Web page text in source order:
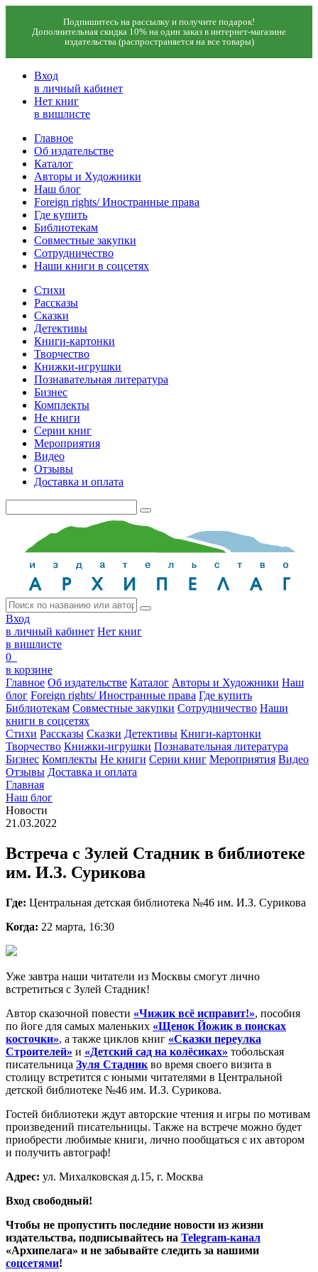
Подпишитесь на рассылку и получите подарок!
Дополнительная скидка 10% на один заказ в интернет-магазине
издательства (распространяется на все товары)
Вход
в личный кабинет
Нет книг
в вишлисте
Главное
Об издательстве
Каталог
Авторы и Художники
Наш блог
Foreign rights/ Иностранные права
Где купить
Библиотекам
Совместные закупки
Сотрудничество
Наши книги в соцсетях
Стихи
Рассказы
Сказки
Детективы
Книги-картонки
Творчество
Книжки-игрушки
Познавательная литература
Бизнес
Комплекты
Не книги
Серии книг
Мероприятия
Видео
Отзывы
Доставка и оплата
Вход
в личный кабинет Нет книг
в вишлисте
0
в корзине
Главное Об издательстве Каталог Авторы и Художники Наш
блог Foreign rights/ Иностранные права Где купить
Библиотекам Совместные закупки Сотрудничество Наши
книги в соцсетях
Стихи Рассказы Сказки Детективы Книги-картонки
Творчество Книжки-игрушки Познавательная литература
Бизнес Комплекты Не книги Серии книг Мероприятия Видео
Отзывы Доставка и оплата
Главная
Наш блог
Новости
21.03.2022
Встреча с Зулей Стадник в библиотеке
им. И.З. Сурикова
Где: Центральная детская библиотека №46 им. И.З. Сурикова
Когда: 22 марта, 16:30
Уже завтра наши читатели из Москвы смогут лично
встретиться с Зулей Стадник!
Автор сказочной повести «Чижик всё исправит!», пособия
по йоге для самых маленьких «Щенок Йожик в поисках
косточки», а также циклов книг «Сказки переулка
Строителей» и «Детский сад на колёсиках» тобольская
писательница Зуля Стадник во время своего визита в
столицу встретится с юными читателями в Центральной
детской библиотеке №46 им. И.З. Сурикова.
Гостей библиотеки ждут авторские чтения и игры по мотивам
произведений писательницы. Также на встрече можно будет
приобрести любимые книги, лично пообщаться с их автором
и получить автограф!
Адрес: ул. Михалковская д.15, г. Москва
Вход свободный!
Чтобы не пропустить последние новости из жизни
издательства, подписывайтесь на Telegram-канал
«Архипелага» и не забывайте следить за нашими
соцсетями!